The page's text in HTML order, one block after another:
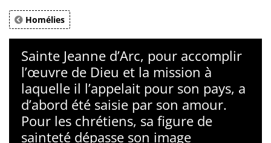
Homélies
Sainte Jeanne d’Arc, pour accomplir
l’œuvre de Dieu et la mission à
laquelle il l’appelait pour son pays, a
d’abord été saisie par son amour.
Pour les chrétiens, sa figure de
sainteté dépasse son image